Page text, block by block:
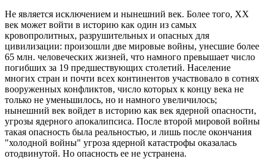
Не является исключением и нынешний век. Более того, ХХ
век может войти в историю как один из самых
кровопролитных, разрушительных и опасных для
цивилизации: произошли две мировые войны, унесшие более
65 млн. человеческих жизней, что намного превышает число
погибших за 19 предшествующих столетий. Население
многих стран и почти всех континентов участвовало в сотнях
вооруженных конфликтов, число которых к концу века не
только не уменьшилось, но и намного увеличилось;
нынешний век войдет в историю как век ядерной опасности,
угрозы ядерного апокалипсиса. После второй мировой войны
такая опасность была реальностью, и лишь после окончания
"холодной войны" угроза ядерной катастрофы оказалась
отодвинутой. Но опасность ее не устранена.